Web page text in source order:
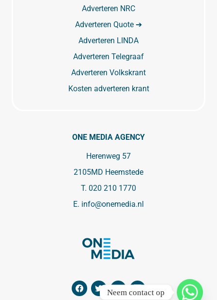
Adverteren NRC
Adverteren Quote ➔
Adverteren LINDA
Adverteren Telegraaf
Adverteren Volkskrant
Kosten adverteren krant
ONE MEDIA AGENCY
Herenweg 57
2105MD Heemstede
T. 020 210 1770
E. info@onemedia.nl
Neem contact op